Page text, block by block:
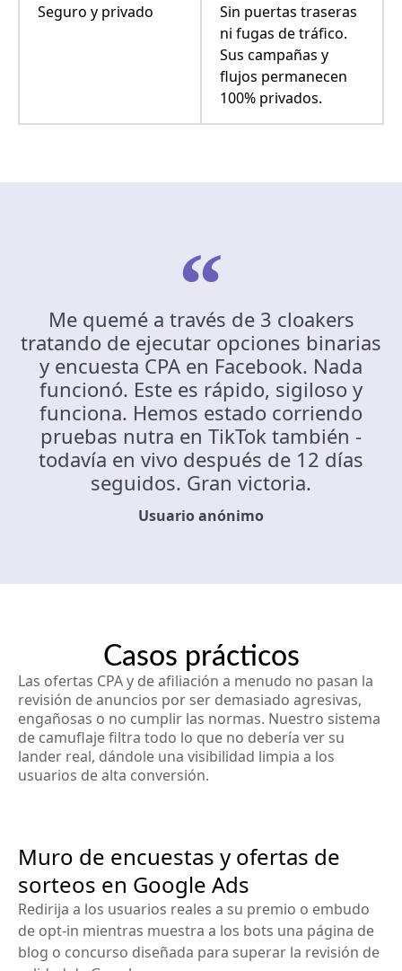
Seguro y privado
Sin puertas traseras
ni fugas de tráfico.
Sus campañas y
flujos permanecen
100% privados.
Me quemé a través de 3 cloakers
tratando de ejecutar opciones binarias
y encuesta CPA en Facebook. Nada
funcionó. Este es rápido, sigiloso y
funciona. Hemos estado corriendo
pruebas nutra en TikTok también -
todavía en vivo después de 12 días
seguidos. Gran victoria.
Usuario anónimo
Casos prácticos
Las ofertas CPA y de afiliación a menudo no pasan la
revisión de anuncios por ser demasiado agresivas,
engañosas o no cumplir las normas. Nuestro sistema
de camuflaje filtra todo lo que no debería ver su
lander real, dándole una visibilidad limpia a los
usuarios de alta conversión.
Muro de encuestas y ofertas de
sorteos en Google Ads
Redirija a los usuarios reales a su premio o embudo
de opt-in mientras muestra a los bots una página de
blog o concurso diseñada para superar la revisión de